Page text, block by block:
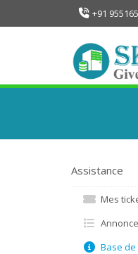
+91
Assistance
Mes
Base